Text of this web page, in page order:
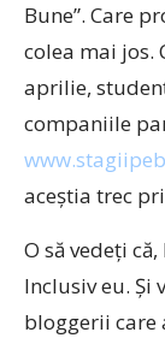
Bune”. Care
colea mai jos.
aprilie,
companiile
aceştia trec
O să vedeți
Inclusiv eu. Și
bloggerii care